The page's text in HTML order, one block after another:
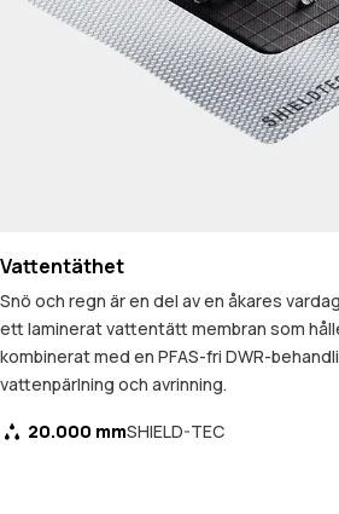
Vattentäthet
Snö och regn är en del av en åkares
ett laminerat vattentätt membran som
kombinerat med en PFAS-fri DWR-
vattenpärlning och avrinning.
20.000 mmSHIELD-TEC